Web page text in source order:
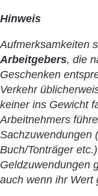
Hinweis
Aufmerksamkeiten
Arbeitgebers, die
Geschenken
Verkehr
keiner ins Gewicht
Arbeitnehmers
Sachzuwendungen
Buch/Tonträger
Geldzuwendungen
auch wenn ihr Wert